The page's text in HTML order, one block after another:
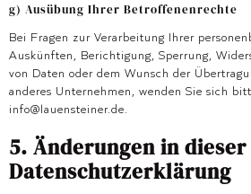
g) Ausübung Ihrer Betroffenenrechte
Bei Fragen zur Verarbeitung Ihrer
Auskünften, Berichtigung, Sperrung,
von Daten oder dem Wunsch der
anderes Unternehmen, wenden Sie sich
info@lauensteiner.de.
5. Änderungen in dieser
Datenschutzerklärung